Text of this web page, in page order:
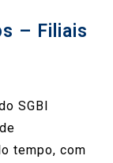
– Filiais
SGBI
tempo, com